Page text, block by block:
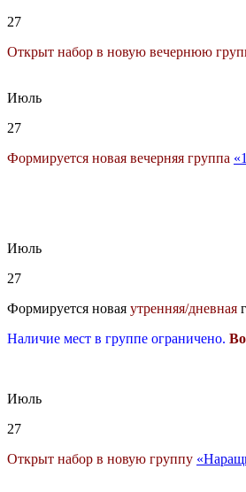
27
Открыт набор в новую вечернюю
Июль
27
Формируется новая вечерняя группа
Июль
27
Формируется новая утренняя/дневная
Наличие мест в группе ограничено.
Июль
27
Открыт набор в новую группу